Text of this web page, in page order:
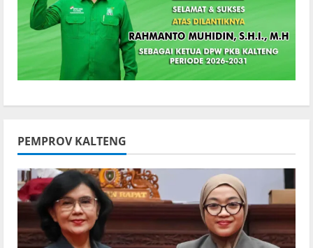
Upacara
Peringatan
Jadi
Ke-
68
Palangka
PEMPROV KALTENG